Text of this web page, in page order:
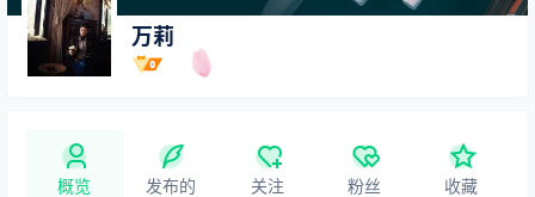
万莉
概览 发布的 关注 粉丝 收藏